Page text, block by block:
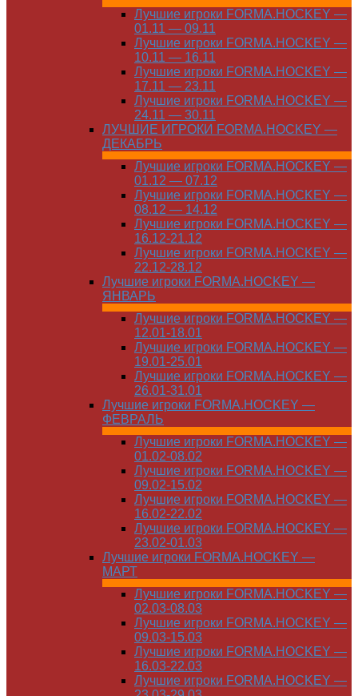
Лучшие игроки FORMA.HOCKEY —
01.11 — 09.11
Лучшие игроки FORMA.HOCKEY —
10.11 — 16.11
Лучшие игроки FORMA.HOCKEY —
17.11 — 23.11
Лучшие игроки FORMA.HOCKEY —
24.11 — 30.11
ЛУЧШИЕ ИГРОКИ FORMA.HOCKEY —
ДЕКАБРЬ
Лучшие игроки FORMA.HOCKEY —
01.12 — 07.12
Лучшие игроки FORMA.HOCKEY —
08.12 — 14.12
Лучшие игроки FORMA.HOCKEY —
16.12-21.12
Лучшие игроки FORMA.HOCKEY —
22.12-28.12
Лучшие игроки FORMA.HOCKEY —
ЯНВАРЬ
Лучшие игроки FORMA.HOCKEY —
12.01-18.01
Лучшие игроки FORMA.HOCKEY —
19.01-25.01
Лучшие игроки FORMA.HOCKEY —
26.01-31.01
Лучшие игроки FORMA.HOCKEY —
ФЕВРАЛЬ
Лучшие игроки FORMA.HOCKEY —
01.02-08.02
Лучшие игроки FORMA.HOCKEY —
09.02-15.02
Лучшие игроки FORMA.HOCKEY —
16.02-22.02
Лучшие игроки FORMA.HOCKEY —
23.02-01.03
Лучшие игроки FORMA.HOCKEY —
МАРТ
Лучшие игроки FORMA.HOCKEY —
02.03-08.03
Лучшие игроки FORMA.HOCKEY —
09.03-15.03
Лучшие игроки FORMA.HOCKEY —
16.03-22.03
Лучшие игроки FORMA.HOCKEY —